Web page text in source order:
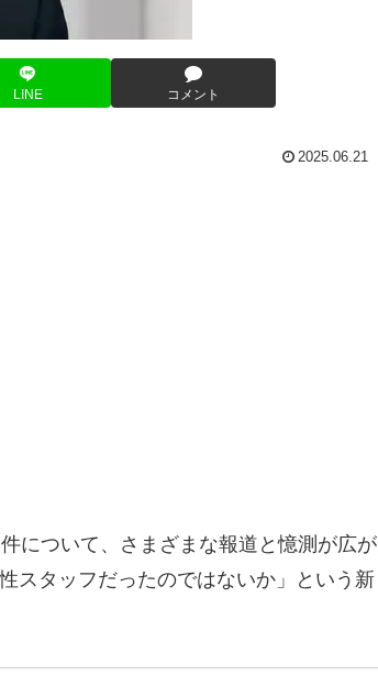
LINE コメント
2025.06.21
について、さまざまな報道と憶測が広が
スタッフだったのではないか」という新